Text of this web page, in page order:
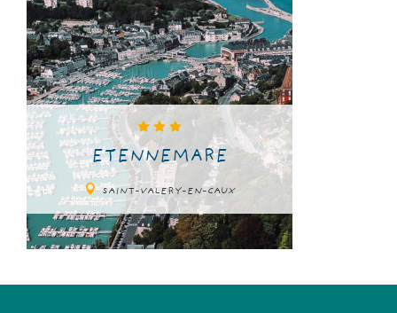
ETENNEMARE
SAINT-VALERY-EN-CAUX